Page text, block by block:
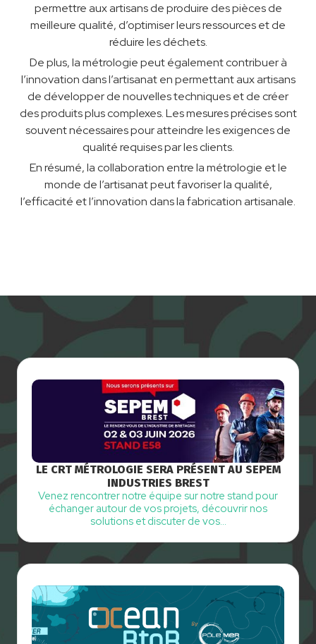
permettre aux artisans de produire des pièces de
meilleure qualité, d’optimiser leurs ressources et de
réduire les déchets.
De plus, la métrologie peut également contribuer à
l’innovation dans l’artisanat en permettant aux artisans
de développer de nouvelles techniques et de créer
des produits plus complexes. Les mesures précises sont
souvent nécessaires pour atteindre les exigences de
qualité requises par les clients.
En résumé, la collaboration entre la métrologie et le
monde de l’artisanat peut favoriser la qualité,
l’efficacité et l’innovation dans la fabrication artisanale.
LE CRT MÉTROLOGIE SERA PRÉSENT AU SEPEM
INDUSTRIES BREST
Venez rencontrer notre équipe sur notre stand pour
échanger autour de vos projets, découvrir nos
solutions et discuter de vos…